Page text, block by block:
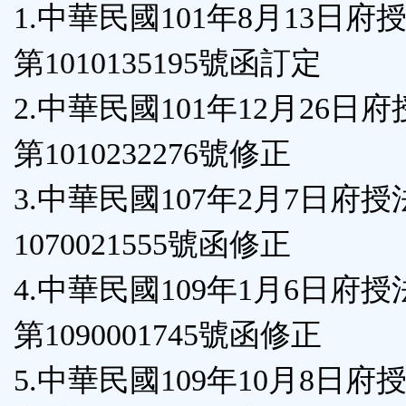
按
鈕
區
1.中華民國101年8月13日府
第1010135195號函訂定
2.中華民國101年12月26日府
第1010232276號修正
3.中華民國107年2月7日府授
1070021555號函修正
4.中華民國109年1月6日府授
第1090001745號函修正
5.中華民國109年10月8日府